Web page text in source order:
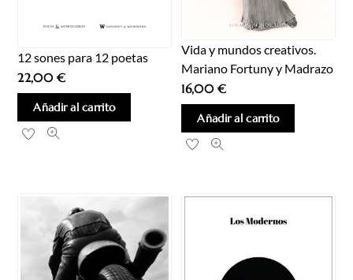
12 sones para 12 poetas
22,00€
Añadir al carrito
Vida y mundos creativos.
Mariano Fortuny y Madrazo
16,00€
Añadir al carrito